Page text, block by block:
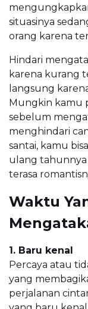
situasinya
orang karena
Hindari
karena kurang
langsung
Mungkin kamu
sebelum
menghindari
santai, kamu
ulang tahunnya
terasa
Waktu
1. Baru kenal
Percaya atau
yang
perjalanan